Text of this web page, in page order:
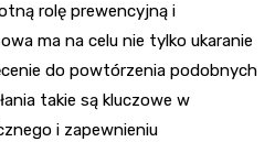
rolę prewencyjną i
ma na celu nie tylko ukaranie
do powtórzenia podobnych
takie są kluczowe w
i zapewnieniu